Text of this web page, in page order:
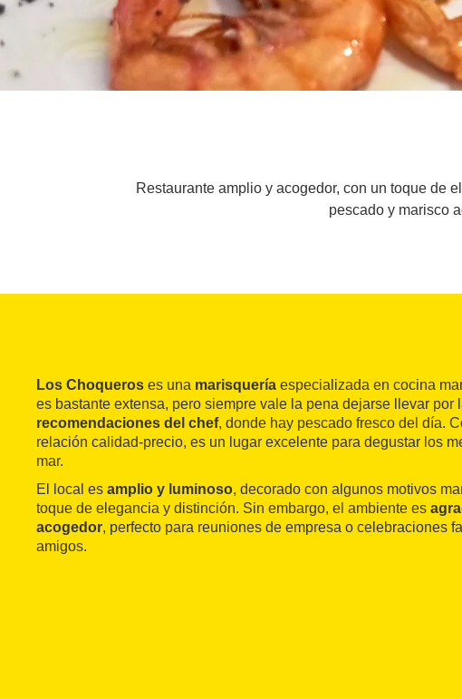
Restaurante amplio y acogedor, con un toque de
pescado y marisco
Los Choqueros es una marisquería especializada en cocina
es bastante extensa, pero siempre vale la pena dejarse llevar por
recomendaciones del chef, donde hay pescado fresco del día.
relación calidad-precio, es un lugar excelente para degustar los
mar.
El local es amplio y luminoso, decorado con algunos motivos
toque de elegancia y distinción. Sin embargo, el ambiente es
acogedor, perfecto para reuniones de empresa o celebraciones
amigos.